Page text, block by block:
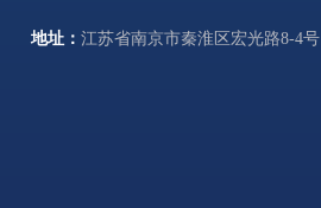
地址：江苏省南京市秦淮区宏光路8-4号